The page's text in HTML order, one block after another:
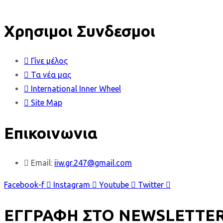
Χρησιμοι Συνδεσμοι
Γίνε μέλος
Τα νέα μας
International Inner Wheel
Site Map
Επικοινωνια
Email: iiw.gr.247@gmail.com
Facebook-f Instagram Youtube Twitter
ΕΓΓΡΑΦΗ ΣΤΟ